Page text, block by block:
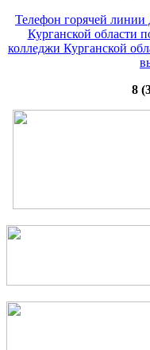
Телефон горячей линии
Курганской области
колледжи Курганской
8